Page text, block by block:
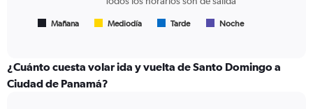
displaying
Todos
los
Mañana Mediodía Tarde Noche
¿Cuánto cuesta volar ida y vuelta de Santo Domingo a
Ciudad de Panamá?